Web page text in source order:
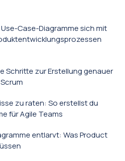
Case-Diagramme sich mit
Schritte zur Erstellung genauer
zu raten: So erstellst du
für Agile Teams
entlarvt: Was Product